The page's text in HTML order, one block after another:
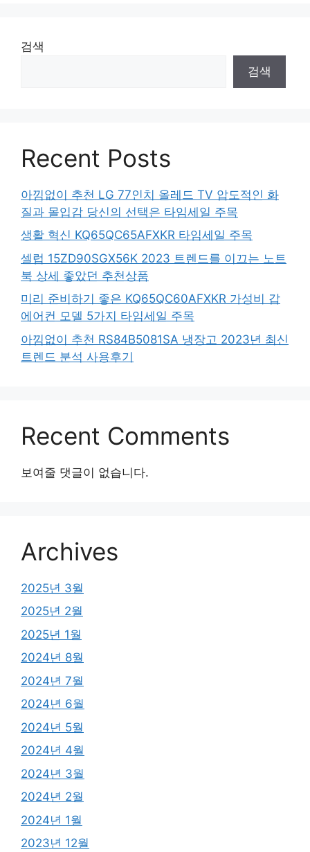
검색
검색
Recent Posts
아낌없이 추천 LG 77인치 올레드 TV 압도적인 화
질과 몰입감 당신의 선택은 타임세일 주목
생활 혁신 KQ65QC65AFXKR 타임세일 주목
셀럽 15ZD90SGX56K 2023 트렌드를 이끄는 노트
북 상세 좋았던 추천상품
미리 준비하기 좋은 KQ65QC60AFXKR 가성비 갑
에어컨 모델 5가지 타임세일 주목
아낌없이 추천 RS84B5081SA 냉장고 2023년 최신
트렌드 분석 사용후기
Recent Comments
보여줄 댓글이 없습니다.
Archives
2025년 3월
2025년 2월
2025년 1월
2024년 8월
2024년 7월
2024년 6월
2024년 5월
2024년 4월
2024년 3월
2024년 2월
2024년 1월
2023년 12월